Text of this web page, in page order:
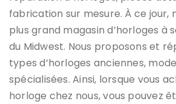
fabrication sur mesure. À ce jour,
plus grand magasin d’horloges à
du Midwest. Nous proposons et
types d’horloges anciennes,
spécialisées. Ainsi, lorsque vous
horloge chez nous, vous pouvez